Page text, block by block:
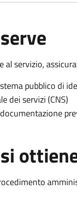
al servizio,
pubblico di
dei servizi (CNS)